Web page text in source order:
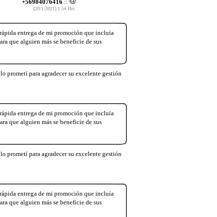
+56984076416 ::
[20/1/2021] 1:54 Hrs.
entrega de mi promoción que incluía
que alguien más se beneficie de sus
prometí para agradecer su excelente gestión
entrega de mi promoción que incluía
que alguien más se beneficie de sus
prometí para agradecer su excelente gestión
entrega de mi promoción que incluía
que alguien más se beneficie de sus